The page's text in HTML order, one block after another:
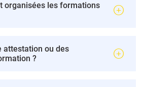
organisées les formations
attestation ou des
?